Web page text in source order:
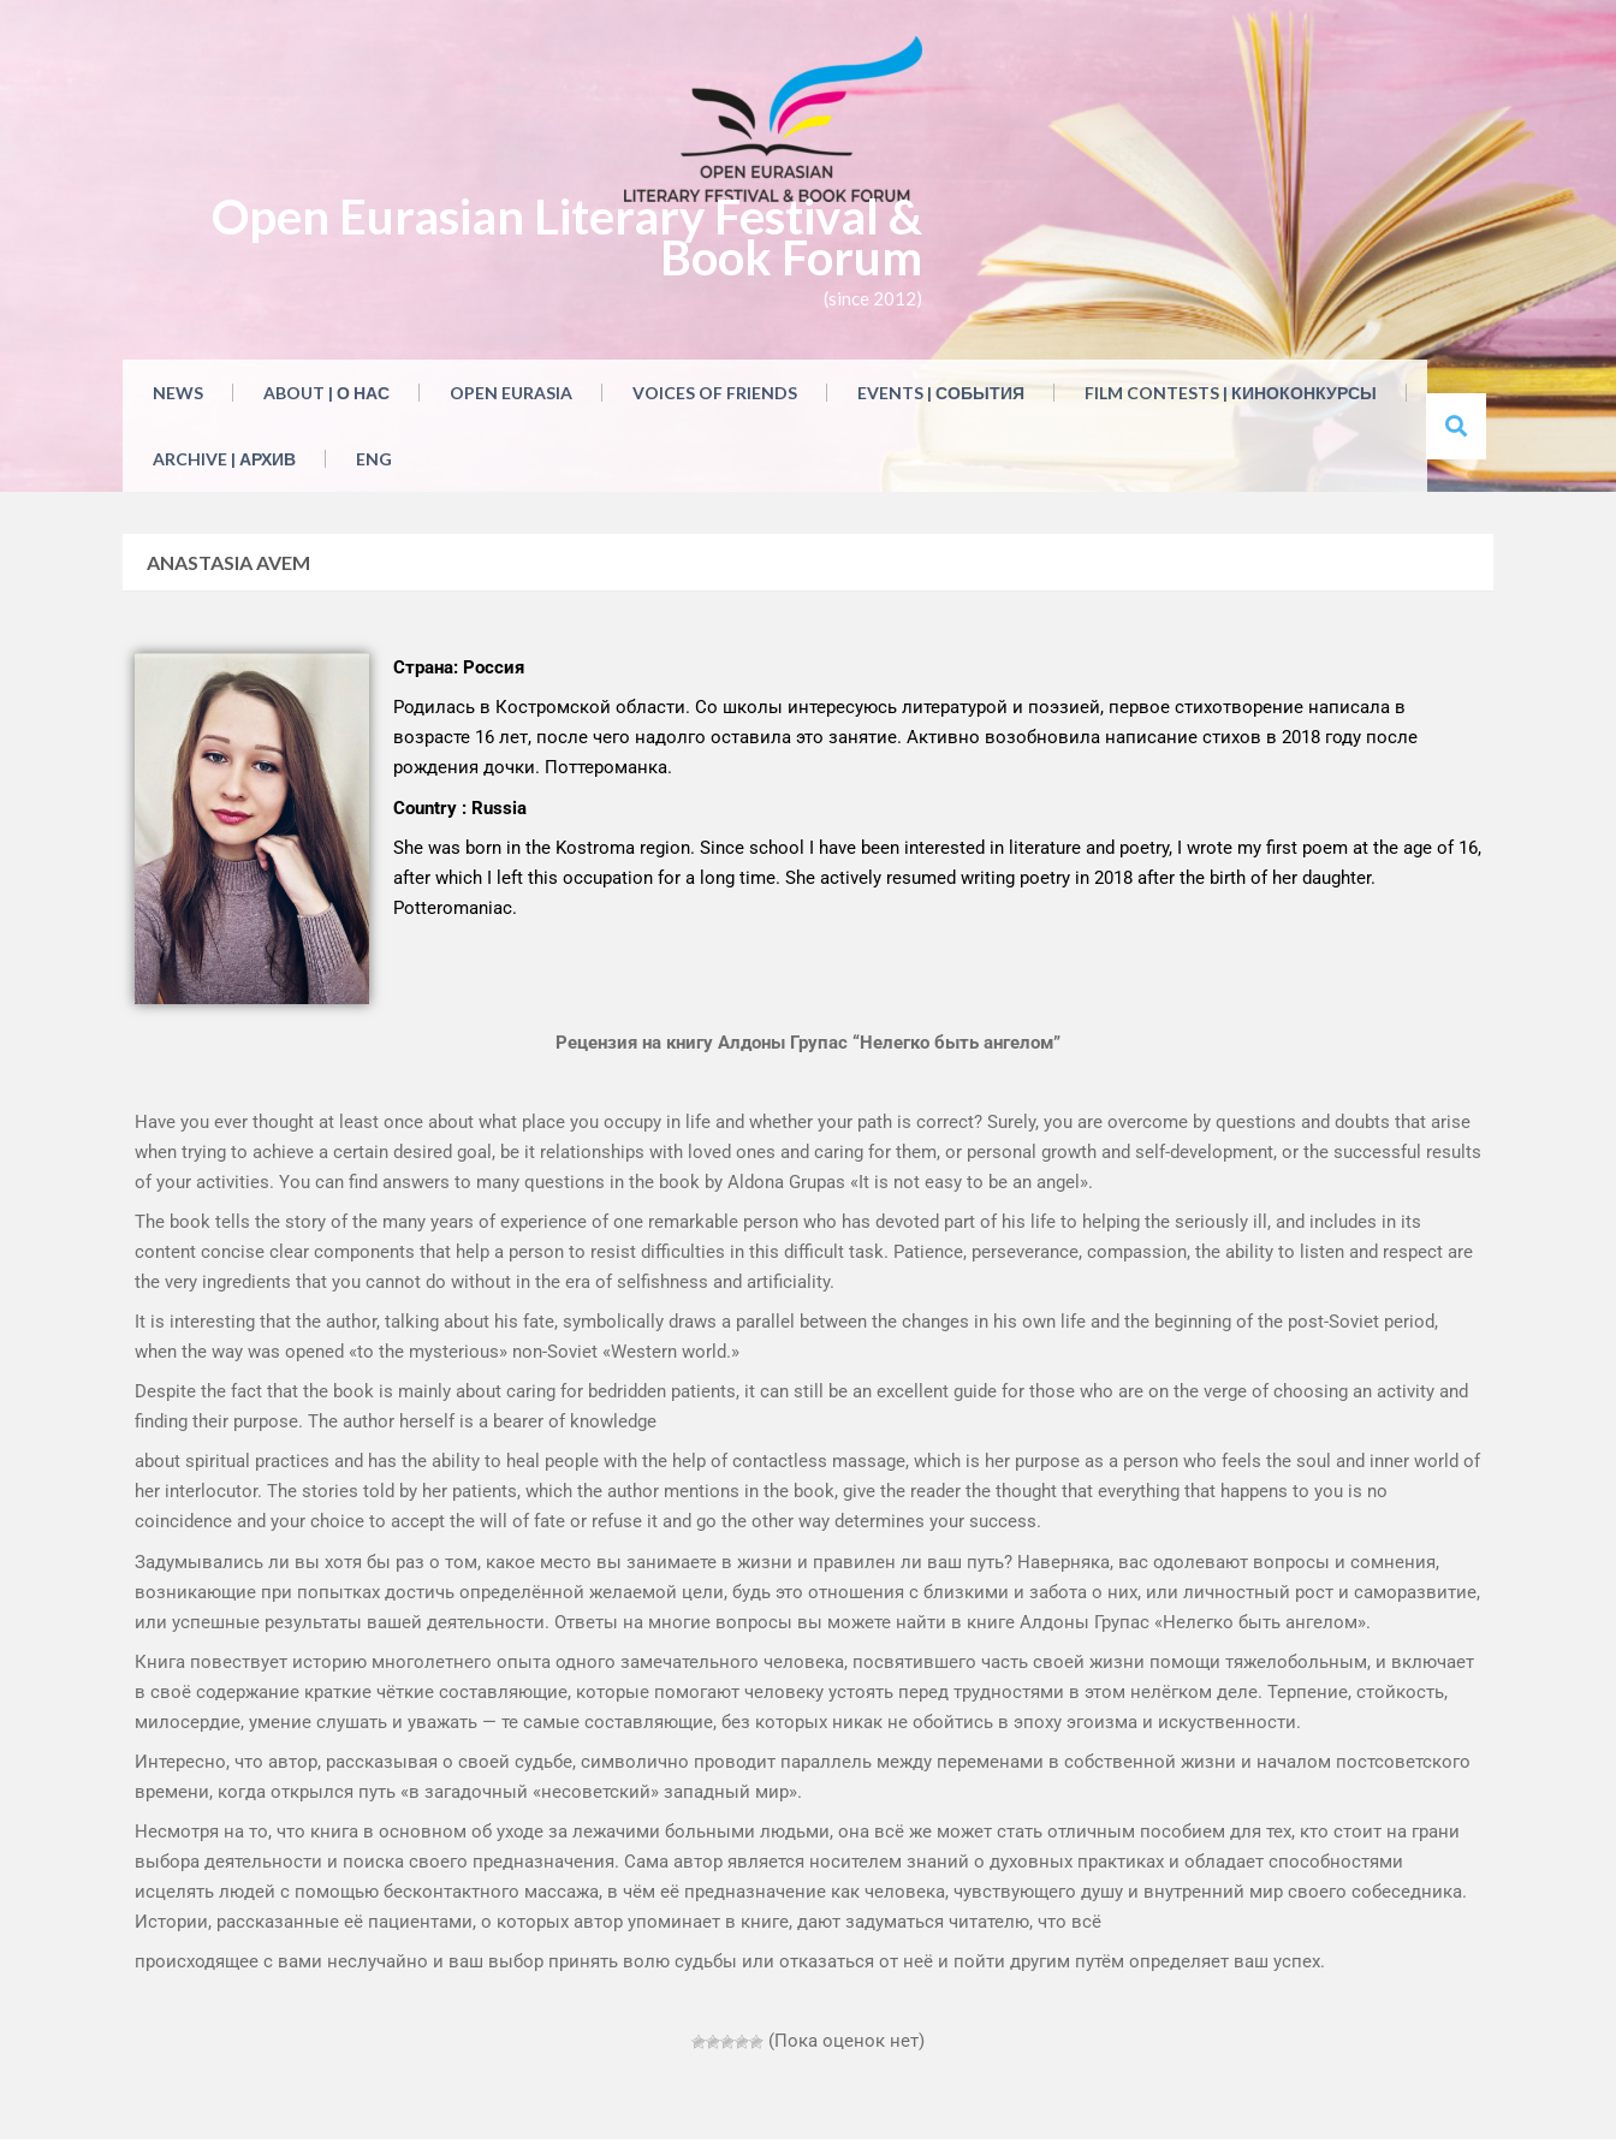
Open Eurasian Literary Festival &
Book Forum
(since 2012)
NEWS ABOUT | О НАС OPEN EURASIA VOICES OF FRIENDS EVENTS | СОБЫТИЯ FILM CONTESTS | КИНОКОНКУРСЫ
ARCHIVE | АРХИВ ENG
ANASTASIA AVEM
Страна: Россия
Родилась в Костромской области. Со школы интересуюсь литературой и поэзией, первое стихотворение написала в
возрасте 16 лет, после чего надолго оставила это занятие. Активно возобновила написание стихов в 2018 году после
рождения дочки. Поттероманка.
Country : Russia
She was born in the Kostroma region. Since school I have been interested in literature and poetry, I wrote my first poem at the age of 16,
after which I left this occupation for a long time. She actively resumed writing poetry in 2018 after the birth of her daughter.
Potteromaniac.
Рецензия на книгу Алдоны Групас “Нелегко быть ангелом”
Have you ever thought at least once about what place you occupy in life and whether your path is correct? Surely, you are overcome by questions and doubts that arise
when trying to achieve a certain desired goal, be it relationships with loved ones and caring for them, or personal growth and self-development, or the successful results
of your activities. You can find answers to many questions in the book by Aldona Grupas «It is not easy to be an angel».
The book tells the story of the many years of experience of one remarkable person who has devoted part of his life to helping the seriously ill, and includes in its
content concise clear components that help a person to resist difficulties in this difficult task. Patience, perseverance, compassion, the ability to listen and respect are
the very ingredients that you cannot do without in the era of selfishness and artificiality.
It is interesting that the author, talking about his fate, symbolically draws a parallel between the changes in his own life and the beginning of the post-Soviet period,
when the way was opened «to the mysterious» non-Soviet «Western world.»
Despite the fact that the book is mainly about caring for bedridden patients, it can still be an excellent guide for those who are on the verge of choosing an activity and
finding their purpose. The author herself is a bearer of knowledge
about spiritual practices and has the ability to heal people with the help of contactless massage, which is her purpose as a person who feels the soul and inner world of
her interlocutor. The stories told by her patients, which the author mentions in the book, give the reader the thought that everything that happens to you is no
coincidence and your choice to accept the will of fate or refuse it and go the other way determines your success.
Задумывались ли вы хотя бы раз о том, какое место вы занимаете в жизни и правилен ли ваш путь? Наверняка, вас одолевают вопросы и сомнения,
возникающие при попытках достичь определённой желаемой цели, будь это отношения с близкими и забота о них, или личностный рост и саморазвитие,
или успешные результаты вашей деятельности. Ответы на многие вопросы вы можете найти в книге Алдоны Групас «Нелегко быть ангелом».
Книга повествует историю многолетнего опыта одного замечательного человека, посвятившего часть своей жизни помощи тяжелобольным, и включает
в своё содержание краткие чёткие составляющие, которые помогают человеку устоять перед трудностями в этом нелёгком деле. Терпение, стойкость,
милосердие, умение слушать и уважать — те самые составляющие, без которых никак не обойтись в эпоху эгоизма и искуственности.
Интересно, что автор, рассказывая о своей судьбе, символично проводит параллель между переменами в собственной жизни и началом постсоветского
времени, когда открылся путь «в загадочный «несоветский» западный мир».
Несмотря на то, что книга в основном об уходе за лежачими больными людьми, она всё же может стать отличным пособием для тех, кто стоит на грани
выбора деятельности и поиска своего предназначения. Сама автор является носителем знаний о духовных практиках и обладает способностями
исцелять людей с помощью бесконтактного массажа, в чём её предназначение как человека, чувствующего душу и внутренний мир своего собеседника.
Истории, рассказанные её пациентами, о которых автор упоминает в книге, дают задуматься читателю, что всё
происходящее с вами неслучайно и ваш выбор принять волю судьбы или отказаться от неё и пойти другим путём определяет ваш успех.
(Пока оценок нет)